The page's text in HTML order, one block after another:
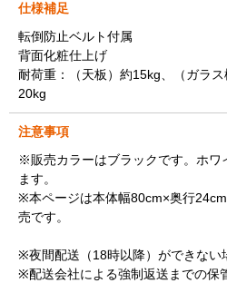
仕様補足
転倒防止ベルト付属
背面化粧仕上げ
耐荷重：（天板）約15kg、（ガラ
20kg
注意事項
※販売カラーはブラックです。ホワ
ます。
※本ページは本体幅80cm×奥行
売です。
※夜間配送（18時以降）ができない
※配送会社による強制返送までの保